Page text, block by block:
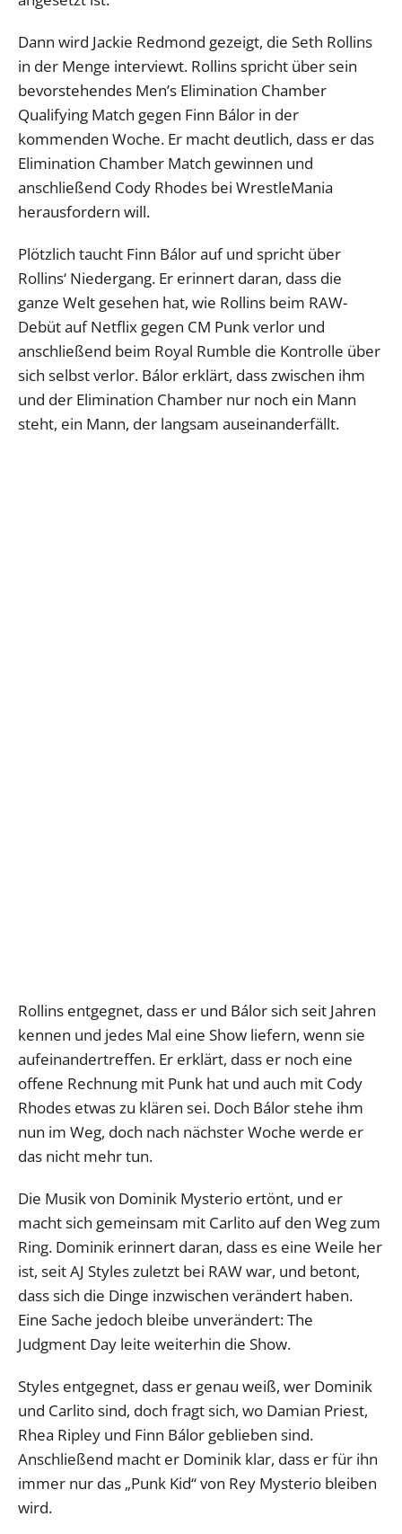
Dann wird Jackie Redmond gezeigt, die Seth Rollins
in der Menge interviewt. Rollins spricht über sein
bevorstehendes Men’s Elimination Chamber
Qualifying Match gegen Finn Bálor in der
kommenden Woche. Er macht deutlich, dass er das
Elimination Chamber Match gewinnen und
anschließend Cody Rhodes bei WrestleMania
herausfordern will.
Plötzlich taucht Finn Bálor auf und spricht über
Rollins‘ Niedergang. Er erinnert daran, dass die
ganze Welt gesehen hat, wie Rollins beim RAW-
Debüt auf Netflix gegen CM Punk verlor und
anschließend beim Royal Rumble die Kontrolle über
sich selbst verlor. Bálor erklärt, dass zwischen ihm
und der Elimination Chamber nur noch ein Mann
steht, ein Mann, der langsam auseinanderfällt.
Rollins entgegnet, dass er und Bálor sich seit Jahren
kennen und jedes Mal eine Show liefern, wenn sie
aufeinandertreffen. Er erklärt, dass er noch eine
offene Rechnung mit Punk hat und auch mit Cody
Rhodes etwas zu klären sei. Doch Bálor stehe ihm
nun im Weg, doch nach nächster Woche werde er
das nicht mehr tun.
Die Musik von Dominik Mysterio ertönt, und er
macht sich gemeinsam mit Carlito auf den Weg zum
Ring. Dominik erinnert daran, dass es eine Weile her
ist, seit AJ Styles zuletzt bei RAW war, und betont,
dass sich die Dinge inzwischen verändert haben.
Eine Sache jedoch bleibe unverändert: The
Judgment Day leite weiterhin die Show.
Styles entgegnet, dass er genau weiß, wer Dominik
und Carlito sind, doch fragt sich, wo Damian Priest,
Rhea Ripley und Finn Bálor geblieben sind.
Anschließend macht er Dominik klar, dass er für ihn
immer nur das „Punk Kid“ von Rey Mysterio bleiben
wird.